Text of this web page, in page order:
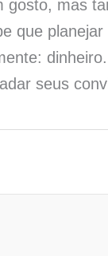
gosto, mas
que
seus